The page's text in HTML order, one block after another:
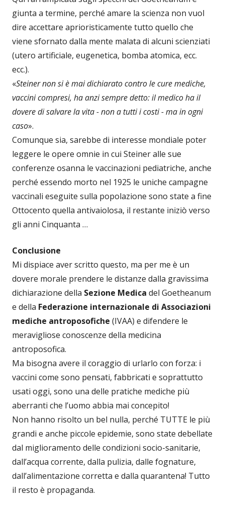
giunta a termine, perché amare la scienza non vuol
dire accettare aprioristicamente tutto quello che
viene sfornato dalla mente malata di alcuni scienziati
(utero artificiale, eugenetica, bomba atomica, ecc.
ecc.).
«Steiner non si è mai dichiarato contro le cure mediche,
vaccini compresi, ha anzi sempre detto: il medico ha il
dovere di salvare la vita - non a tutti i costi - ma in ogni
caso».
Comunque sia, sarebbe di interesse mondiale poter
leggere le opere omnie in cui Steiner alle sue
conferenze osanna le vaccinazioni pediatriche, anche
perché essendo morto nel 1925 le uniche campagne
vaccinali eseguite sulla popolazione sono state a fine
Ottocento quella antivaiolosa, il restante iniziò verso
gli anni Cinquanta …
Conclusione
Mi dispiace aver scritto questo, ma per me è un
dovere morale prendere le distanze dalla gravissima
dichiarazione della Sezione Medica del Goetheanum
e della Federazione internazionale di Associazioni
mediche antroposofiche (IVAA) e difendere le
meravigliose conoscenze della medicina
antroposofica.
Ma bisogna avere il coraggio di urlarlo con forza: i
vaccini come sono pensati, fabbricati e soprattutto
usati oggi, sono una delle pratiche mediche più
aberranti che l’uomo abbia mai concepito!
Non hanno risolto un bel nulla, perché TUTTE le più
grandi e anche piccole epidemie, sono state debellate
dal miglioramento delle condizioni socio-sanitarie,
dall’acqua corrente, dalla pulizia, dalle fognature,
dall’alimentazione corretta e dalla quarantena! Tutto
il resto è propaganda.